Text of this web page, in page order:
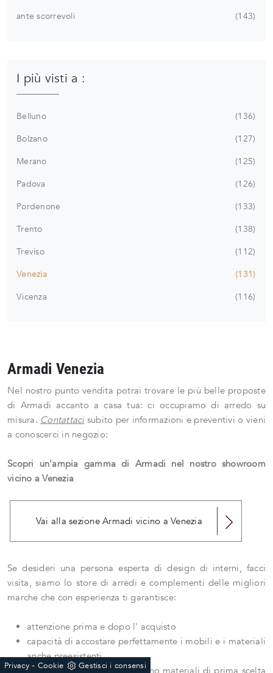
ante scorrevoli
143
I più visti a :
Belluno
136
Bolzano
127
Merano
125
Padova
126
Pordenone
133
Trento
138
Treviso
112
Venezia
131
Vicenza
116
Armadi Venezia
Nel nostro punto vendita potrai trovare le più belle proposte
di Armadi accanto a casa tua: ci occupiamo di arredo su
misura. Contattacisubito per informazioni e preventivi o vieni
a conoscerci in negozio:
Scopri un'ampia gamma di Armadi nel nostro showroom
vicino a Venezia
Vai alla sezione Armadi vicino a Venezia
Se desideri una persona esperta di design di interni, facci
visita, siamo lo store di arredi e complementi delle migliori
marche che con esperienza ti garantisce:
attenzione prima e dopo l' acquisto
capacità di accostare perfettamente i mobili e i materiali
anche preesistenti
possibilità di toccare con mano materiali di prima scelta
Privacy- Cookie Gestisci i consensi